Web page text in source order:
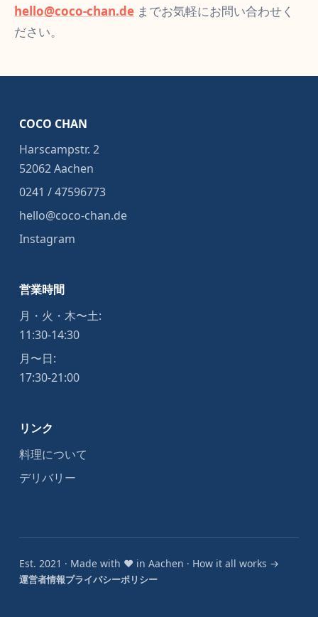
hello@coco-chan.de までお気軽にお問い合わせく
ださい。
COCO CHAN
Harscampstr. 2
52062 Aachen
0241 / 47596773
hello@coco-chan.de
Instagram
営業時間
月・火・木〜土:
11:30-14:30
月〜日:
17:30-21:00
リンク
料理について
デリバリー
Est. 2021 · Made with ♥ in Aachen · How it all works →
運営者情報プライバシーポリシー